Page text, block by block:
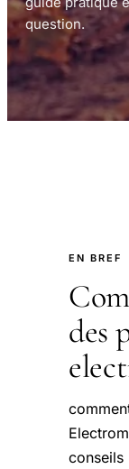
question.
EN BREF
des
conseils